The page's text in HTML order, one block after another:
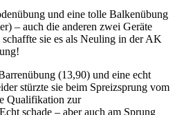
und eine tolle Balkenübung
– auch die anderen zwei Geräte
schaffte sie es als Neuling in der AK
(13,90) und eine echt
stürzte sie beim Spreizsprung vom
Qualifikation zur
schade – aber auch am Sprung